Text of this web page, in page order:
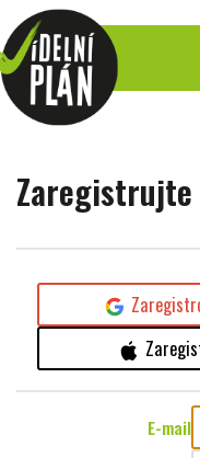
Zaregistrujte
E-mail